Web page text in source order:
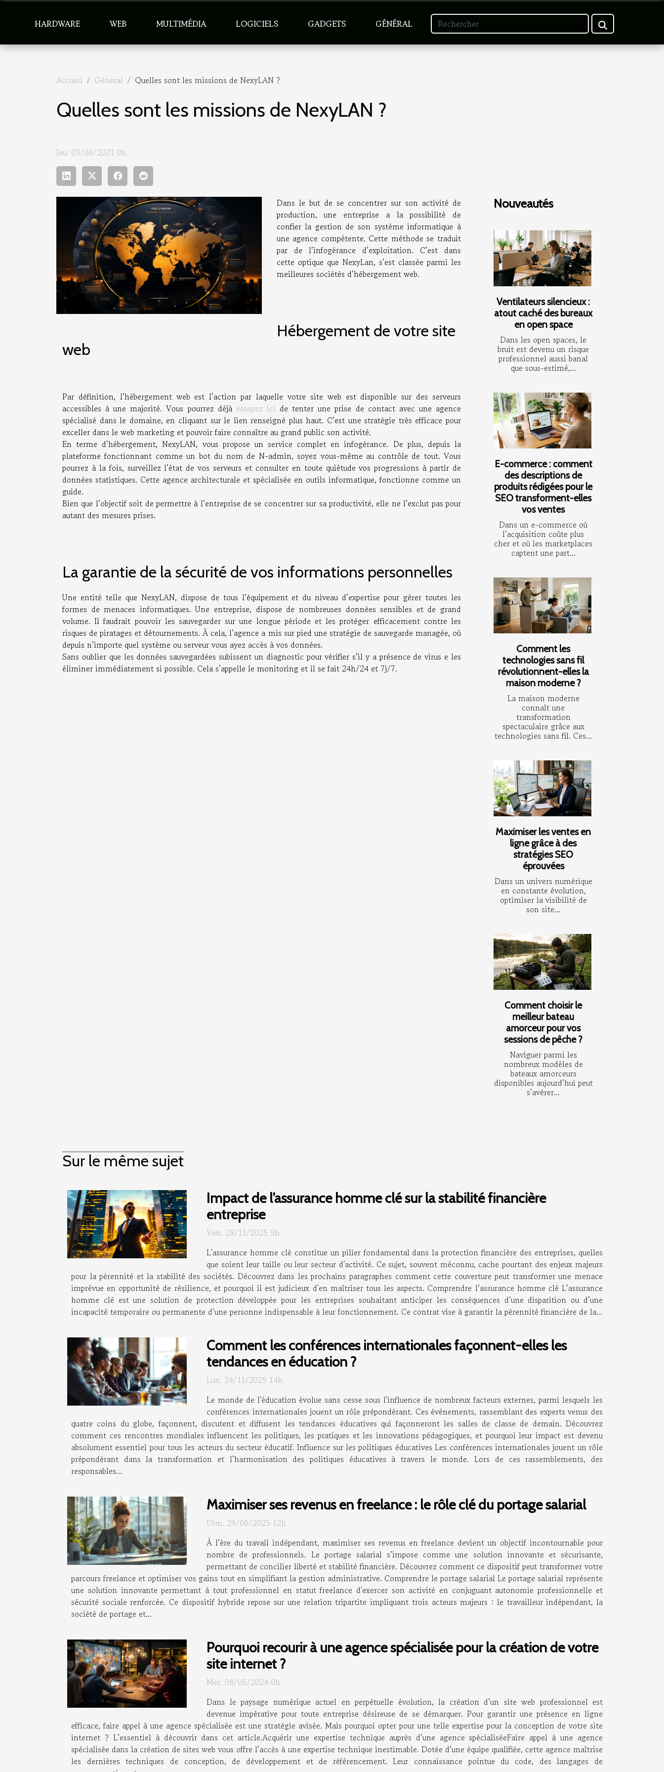
HARDWARE WEB MULTIMÉDIA LOGICIELS GADGETS GÉNÉRAL
Accueil Général Quelles sont les missions de NexyLAN ?
Quelles sont les missions de NexyLAN ?
Jeu. 03/06/2021 0h
Dans le but de se concentrer sur son activité de
production, une entreprise a la possibilité de
confier la gestion de son système informatique à
une agence compétente. Cette méthode se traduit
par de l’infogérance d’exploitation. C’est dans
cette optique que NexyLan, s’est classée parmi les
meilleures sociétés d’hébergement web.
Hébergement de votre site
web
Par définition, l’hébergement web est l’action par laquelle votre site web est disponible sur des serveurs
accessibles à une majorité. Vous pourrez déjà essayez ici de tenter une prise de contact avec une agence
spécialisé dans le domaine, en cliquant sur le lien renseigné plus haut. C’est une stratégie très efficace pour
exceller dans le web marketing et pouvoir faire connaître au grand public son activité.
En terme d’hébergement, NexyLAN, vous propose un service complet en infogérance. De plus, depuis la
plateforme fonctionnant comme un bot du nom de N-admin, soyez vous-même au contrôle de tout. Vous
pourrez à la fois, surveillez l’état de vos serveurs et consulter en toute quiétude vos progressions à partir de
données statistiques. Cette agence architecturale et spécialisée en outils informatique, fonctionne comme un
guide.
Bien que l’objectif soit de permettre à l’entreprise de se concentrer sur sa productivité, elle ne l’exclut pas pour
autant des mesures prises.
La garantie de la sécurité de vos informations personnelles
Une entité telle que NexyLAN, dispose de tous l’équipement et du niveau d’expertise pour gérer toutes les
formes de menaces informatiques. Une entreprise, dispose de nombreuses données sensibles et de grand
volume. Il faudrait pouvoir les sauvegarder sur une longue période et les protéger efficacement contre les
risques de piratages et détournements. À cela, l’agence a mis sur pied une stratégie de sauvegarde managée, où
depuis n’importe quel système ou serveur vous ayez accès à vos données.
Sans oublier que les données sauvegardées subissent un diagnostic pour vérifier s’il y a présence de virus e les
éliminer immédiatement si possible. Cela s’appelle le monitoring et il se fait 24h/24 et 7j/7.
Nouveautés
Ventilateurs silencieux :
atout caché des bureaux
en open space
Dans les open spaces, le
bruit est devenu un risque
professionnel aussi banal
que sous-estimé,...
E-commerce : comment
des descriptions de
produits rédigées pour le
SEO transforment-elles
vos ventes
Dans un e-commerce où
l’acquisition coûte plus
cher et où les marketplaces
captent une part...
Comment les
technologies sans fil
révolutionnent-elles la
maison moderne ?
La maison moderne
connaît une
transformation
spectaculaire grâce aux
technologies sans fil. Ces...
Maximiser les ventes en
ligne grâce à des
stratégies SEO
éprouvées
Dans un univers numérique
en constante évolution,
optimiser la visibilité de
son site...
Comment choisir le
meilleur bateau
amorceur pour vos
sessions de pêche ?
Naviguer parmi les
nombreux modèles de
bateaux amorceurs
disponibles aujourd’hui peut
s’avérer...
Sur le même sujet
Impact de l’assurance homme clé sur la stabilité financière
entreprise
Ven. 28/11/2025 9h
L'assurance homme clé constitue un pilier fondamental dans la protection financière des entreprises, quelles
que soient leur taille ou leur secteur d'activité. Ce sujet, souvent méconnu, cache pourtant des enjeux majeurs
pour la pérennité et la stabilité des sociétés. Découvrez dans les prochains paragraphes comment cette couverture peut transformer une menace
imprévue en opportunité de résilience, et pourquoi il est judicieux d'en maîtriser tous les aspects. Comprendre l’assurance homme clé L’assurance
homme clé est une solution de protection développée pour les entreprises souhaitant anticiper les conséquences d’une disparition ou d’une
incapacité temporaire ou permanente d’une personne indispensable à leur fonctionnement. Ce contrat vise à garantir la pérennité financière de la...
Comment les conférences internationales façonnent-elles les
tendances en éducation ?
Lun. 24/11/2025 14h
Le monde de l'éducation évolue sans cesse sous l'influence de nombreux facteurs externes, parmi lesquels les
conférences internationales jouent un rôle prépondérant. Ces événements, rassemblant des experts venus des
quatre coins du globe, façonnent, discutent et diffusent les tendances éducatives qui façonneront les salles de classe de demain. Découvrez
comment ces rencontres mondiales influencent les politiques, les pratiques et les innovations pédagogiques, et pourquoi leur impact est devenu
absolument essentiel pour tous les acteurs du secteur éducatif. Influence sur les politiques éducatives Les conférences internationales jouent un rôle
prépondérant dans la transformation et l’harmonisation des politiques éducatives à travers le monde. Lors de ces rassemblements, des
responsables...
Maximiser ses revenus en freelance : le rôle clé du portage salarial
Dim. 29/06/2025 12h
À l’ère du travail indépendant, maximiser ses revenus en freelance devient un objectif incontournable pour
nombre de professionnels. Le portage salarial s’impose comme une solution innovante et sécurisante,
permettant de concilier liberté et stabilité financière. Découvrez comment ce dispositif peut transformer votre
parcours freelance et optimiser vos gains tout en simplifiant la gestion administrative. Comprendre le portage salarial Le portage salarial représente
une solution innovante permettant à tout professionnel en statut freelance d'exercer son activité en conjuguant autonomie professionnelle et
sécurité sociale renforcée. Ce dispositif hybride repose sur une relation tripartite impliquant trois acteurs majeurs : le travailleur indépendant, la
société de portage et...
Pourquoi recourir à une agence spécialisée pour la création de votre
site internet ?
Mer. 08/05/2024 0h
Dans le paysage numérique actuel en perpétuelle évolution, la création d’un site web professionnel est
devenue impérative pour toute entreprise désireuse de se démarquer. Pour garantir une présence en ligne
efficace, faire appel à une agence spécialisée est une stratégie avisée. Mais pourquoi opter pour une telle expertise pour la conception de votre site
internet ? L’essentiel à découvrir dans cet article.Acquérir une expertise technique auprès d’une agence spécialiséeFaire appel à une agence
spécialisée dans la création de sites web vous offre l’accès à une expertise technique inestimable. Dotée d’une équipe qualifiée, cette agence maîtrise
les dernières techniques de conception, de développement et de référencement. Leur connaissance pointue du code, des langages de